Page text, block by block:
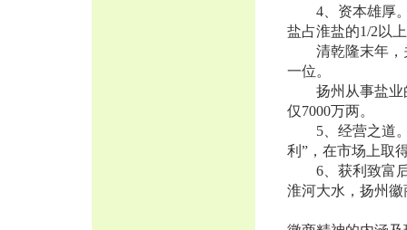
4、资本雄厚。
盐占淮盐的1/2以
清乾隆末年，关
一位。
扬州从事盐业的
仅7000万两。
5、经营之道。
利”，在市场上取
6、获利致富后
淮河大水，扬州